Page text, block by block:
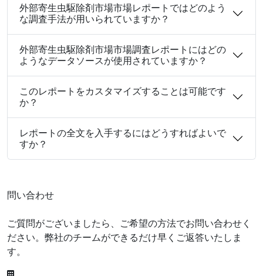
外部寄生虫駆除剤市場市場レポートではどのよう
な調査手法が用いられていますか？
外部寄生虫駆除剤市場市場調査レポートにはどの
ようなデータソースが使用されていますか？
このレポートをカスタマイズすることは可能です
か？
レポートの全文を入手するにはどうすればよいで
すか？
問い合わせ
ご質問がございましたら、ご希望の方法でお問い合わせく
ださい。弊社のチームができるだけ早くご返答いたしま
す。